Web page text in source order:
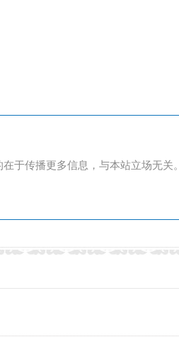
于传播更多信息，与本站立场无关